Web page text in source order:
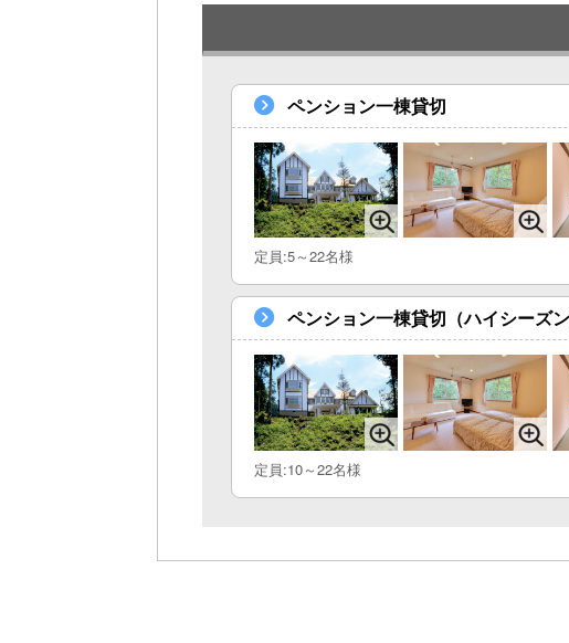
ペンション一棟貸切
定員:5～22名様
ペンション一棟貸切（ハイシーズン
定員:10～22名様